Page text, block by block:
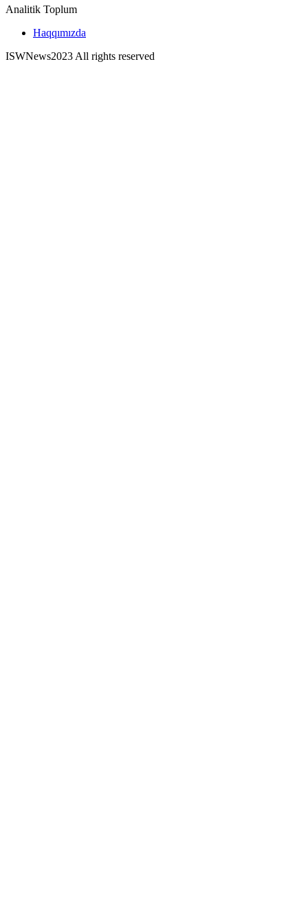
Analitik Toplum
Haqqımızda
ISWNews2023 All rights reserved